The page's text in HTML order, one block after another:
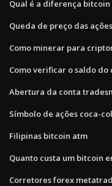
Qual é a diferença bitcoin
Queda de preço das
Como minerar para
Como verificar o saldo
Abertura da conta
Símbolo de ações coca-
Filipinas bitcoin atm
Quanto custa um bitcoin
Corretores forex